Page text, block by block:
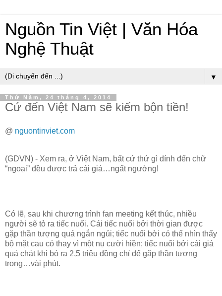
Nguồn Tin Việt | Văn Hóa
Nghệ Thuật
▼
Thứ Năm, 24 tháng 4, 2014
Cứ đến Việt Nam sẽ kiếm bộn tiền!
@ nguontinviet.com
(GDVN) - Xem ra, ở Việt Nam, bất cứ thứ gì dính đến chữ
“ngoại” đều được trả cái giá…ngất ngưởng!
Có lẽ, sau khi chương trình fan meeting kết thúc, nhiều
người sẽ tỏ ra tiếc nuối. Cái tiếc nuối bởi thời gian được
gặp thần tượng quá ngắn ngủi; tiếc nuối bởi có thể nhìn thấy
bộ mặt cau có thay vì một nụ cười hiền; tiếc nuối bởi cái giá
quá chát khi bỏ ra 2,5 triệu đồng chỉ để gặp thần tượng
trong…vài phút.